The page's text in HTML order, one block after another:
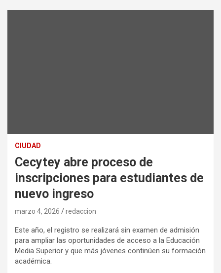
CIUDAD
Cecytey abre proceso de
inscripciones para estudiantes de
nuevo ingreso
marzo 4, 2026 redaccion
Este año, el registro se realizará sin examen de admisión
para ampliar las oportunidades de acceso a la Educación
Media Superior y que más jóvenes continúen su formación
académica.